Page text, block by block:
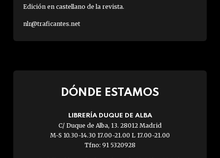
Edición en castellano de la revista.
nlr@traficantes.net
DÓNDE ESTAMOS
LIBRERÍA DUQUE DE ALBA
C/ Duque de Alba, 13. 28012 Madrid
M-S 10.30-14.30 17.00-21.00 L 17.00-21.00
Tfno: 91 5320928